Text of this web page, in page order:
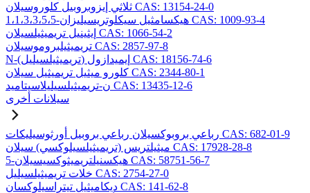
ثلاثي إيزوبروبيل كلوروسيلان CAS: 13154-24-0
1،1،3،3،5،5-هيكسامثيل سيكلوتريسيليزان CAS: 1009-93-4
إيثينيل تريميثيلسيلان CAS: 1066-54-2
تريميثيلبروموسيلان CAS: 2857-97-8
N-(تريميثيلسيليل) إيميدازول CAS: 18156-74-6
كلورو ميثيل تريميثيل سيلان CAS: 2344-80-1
ن-تريميثيلسيليلاسيتاميد CAS: 13435-12-6
سيلانات أخرى
رباعي بروبوكسيلان رباعي بروبيل أورثوسيليكات CAS: 682-01-9
ميثيلتريس (تريميثيلسيلوكسي) سيلان CAS: 17928-28-8
5-هيكسنيلتريميثوكسيسيلان CAS: 58751-56-7
خلات تريميثيلسيليل CAS: 2754-27-0
ديكاميثيل تيتراسيلوكسان CAS: 141-62-8